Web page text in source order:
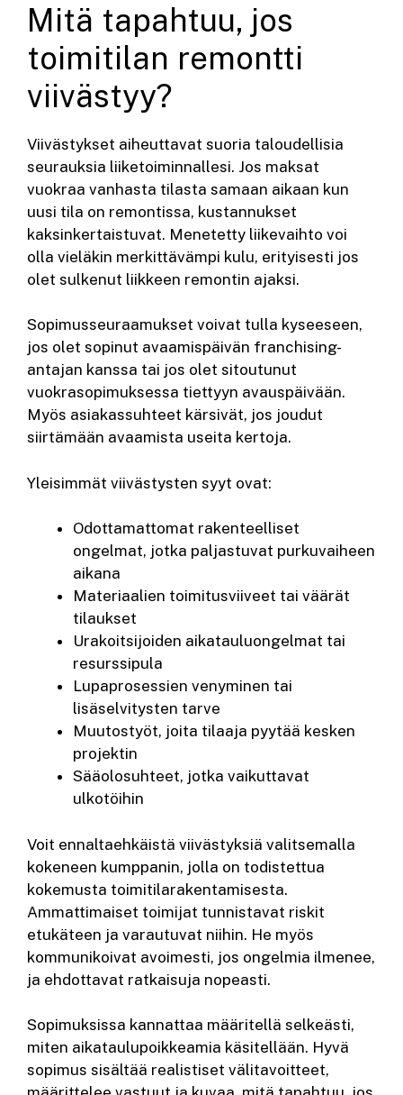
Mitä tapahtuu, jos
toimitilan remontti
viivästyy?
Viivästykset aiheuttavat suoria taloudellisia
seurauksia liiketoiminnallesi. Jos maksat
vuokraa vanhasta tilasta samaan aikaan kun
uusi tila on remontissa, kustannukset
kaksinkertaistuvat. Menetetty liikevaihto voi
olla vieläkin merkittävämpi kulu, erityisesti jos
olet sulkenut liikkeen remontin ajaksi.
Sopimusseuraamukset voivat tulla kyseeseen,
jos olet sopinut avaamispäivän franchising-
antajan kanssa tai jos olet sitoutunut
vuokrasopimuksessa tiettyyn avauspäivään.
Myös asiakassuhteet kärsivät, jos joudut
siirtämään avaamista useita kertoja.
Yleisimmät viivästysten syyt ovat:
Odottamattomat rakenteelliset
ongelmat, jotka paljastuvat purkuvaiheen
aikana
Materiaalien toimitusviiveet tai väärät
tilaukset
Urakoitsijoiden aikatauluongelmat tai
resurssipula
Lupaprosessien venyminen tai
lisäselvitysten tarve
Muutostyöt, joita tilaaja pyytää kesken
projektin
Sääolosuhteet, jotka vaikuttavat
ulkotöihin
Voit ennaltaehkäistä viivästyksiä valitsemalla
kokeneen kumppanin, jolla on todistettua
kokemusta toimitilarakentamisesta.
Ammattimaiset toimijat tunnistavat riskit
etukäteen ja varautuvat niihin. He myös
kommunikoivat avoimesti, jos ongelmia ilmenee,
ja ehdottavat ratkaisuja nopeasti.
Sopimuksissa kannattaa määritellä selkeästi,
miten aikataulupoikkeamia käsitellään. Hyvä
sopimus sisältää realistiset välitavoitteet,